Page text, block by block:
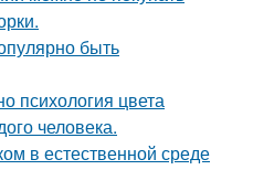
быть
психология цвета
человека.
в естественной среде